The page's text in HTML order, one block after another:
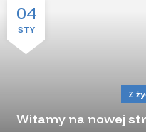
04
STY
Z
Witamy na nowej